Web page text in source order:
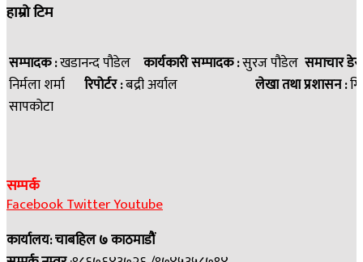
हाम्रो टिम
सम्पादक :खडानन्द पौडेल कार्यकारी सम्पादक :सुरज पौडेल समाचार
निर्मला शर्मा रिपोर्टर :बद्री अर्याल लेखा तथा प्रशासन :
सापकोटा
सम्पर्क
FacebookTwitterYoutube
कार्यालय: चाबहिल ७ काठमाडौं